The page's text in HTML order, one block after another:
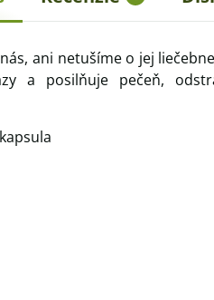
ani netušíme o jej
a posilňuje pečeň,